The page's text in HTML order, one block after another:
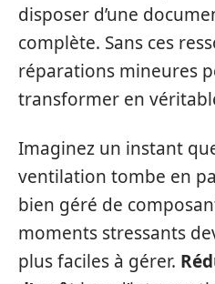
disposer d’une
complète. Sans ces
réparations mineures
transformer en
Imaginez un instant
ventilation tombe en
bien géré de
moments stressants
plus faciles à gérer.